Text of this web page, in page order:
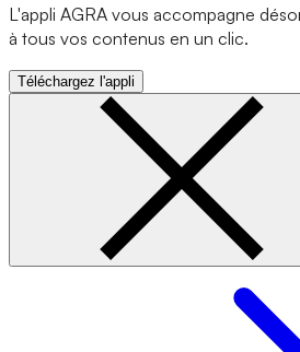
L'appli AGRA vous accompagne
à tous vos contenus en un clic.
Téléchargez l'appli